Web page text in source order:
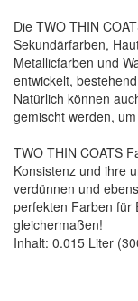
Die TWO THIN
Sekundärfarben,
Metallicfarben und
entwickelt,
Natürlich können
gemischt werden,
TWO THIN COATS
Konsistenz und ihre
verdünnen und
perfekten Farben für
gleichermaßen!
Inhalt: 0.015 Liter